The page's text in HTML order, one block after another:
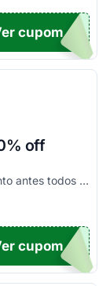
S15
cupom
off
Não fique de fora dessa e aproveite o quanto antes todos os seus descontos!
10
cupom